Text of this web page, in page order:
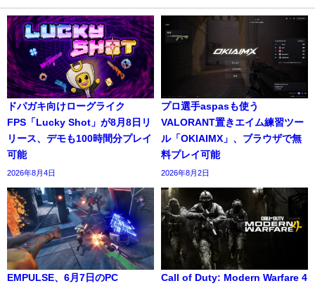
ドパガキ向けローグライク
FPS「Lucky Shot」が8月8日リ
リース、デモも100時間分プレイ
可能
2026年8月4日
プロ選手aspasも使う
VALORANT置きエイム練習ツー
ル「OKIAIMX」、ブラウザで無
料プレイ可能
2026年8月2日
EMPULSE、6月7日のPC
Call of Duty: Modern Warfare 4